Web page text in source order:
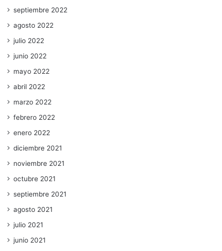
septiembre 2022
agosto 2022
julio 2022
junio 2022
mayo 2022
abril 2022
marzo 2022
febrero 2022
enero 2022
diciembre 2021
noviembre 2021
octubre 2021
septiembre 2021
agosto 2021
julio 2021
junio 2021